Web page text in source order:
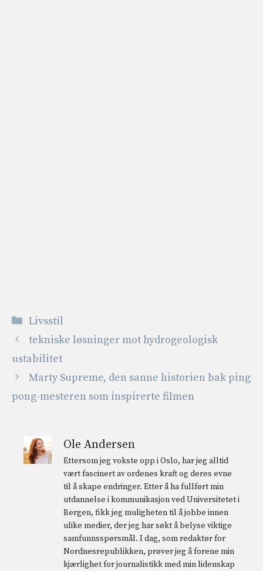
Kategorier
Livsstil
tekniske løsninger mot hydrogeologisk
ustabilitet
Marty Supreme, den sanne historien bak ping
pong-mesteren som inspirerte filmen
Ole Andersen
Ettersom jeg vokste opp i Oslo, har jeg alltid
vært fascinert av ordenes kraft og deres evne
til å skape endringer. Etter å ha fullført min
utdannelse i kommunikasjon ved Universitetet i
Bergen, fikk jeg muligheten til å jobbe innen
ulike medier, der jeg har søkt å belyse viktige
samfunnsspørsmål. I dag, som redaktør for
Nordnesrepublikken, prøver jeg å forene min
kjærlighet for journalistikk med min lidenskap